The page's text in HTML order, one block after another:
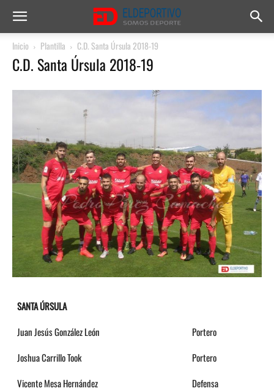
Inicio Plantilla C.D. Santa Úrsula 2018-19
C.D. Santa Úrsula 2018-19
SANTA ÚRSULA
Juan Jesús González León
Portero
Joshua Carrillo Took
Portero
Vicente Mesa Hernández
Defensa